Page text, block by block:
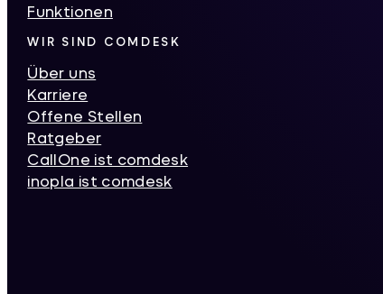
Funktionen
WIR SIND COMDESK
Über uns
Karriere
Offene Stellen
Ratgeber
CallOne ist comdesk
inopla ist comdesk